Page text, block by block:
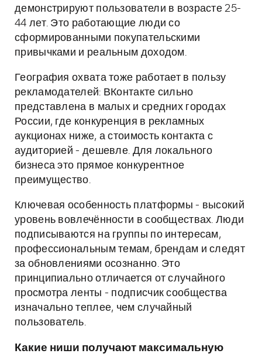
демонстрируют пользователи в возрасте 25-
44 лет. Это работающие люди со
сформированными покупательскими
привычками и реальным доходом.
География охвата тоже работает в пользу
рекламодателей: ВКонтакте сильно
представлена в малых и средних городах
России, где конкуренция в рекламных
аукционах ниже, а стоимость контакта с
аудиторией - дешевле. Для локального
бизнеса это прямое конкурентное
преимущество.
Ключевая особенность платформы - высокий
уровень вовлечённости в сообществах. Люди
подписываются на группы по интересам,
профессиональным темам, брендам и следят
за обновлениями осознанно. Это
принципиально отличается от случайного
просмотра ленты - подписчик сообщества
изначально теплее, чем случайный
пользователь.
Какие ниши получают максимальную